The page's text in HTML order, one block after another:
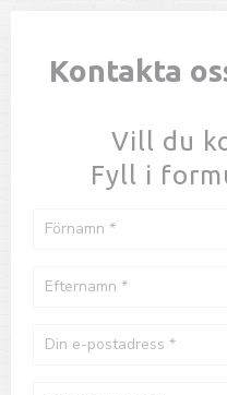
LE PARIS
Kontakta
Vill du
Fyll i